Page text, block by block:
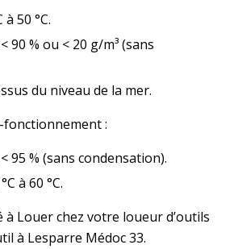
50 °C.
90 % ou < 20 g/m³ (sans
du niveau de la mer.
:
95 % (sans condensation).
à 60 °C.
à Louer chez votre loueur d’outils
à Lesparre Médoc 33.